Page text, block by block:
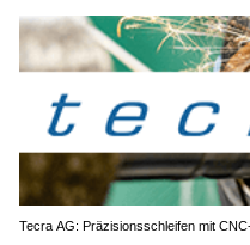
Tecra AG: Präzisionsschleifen mit